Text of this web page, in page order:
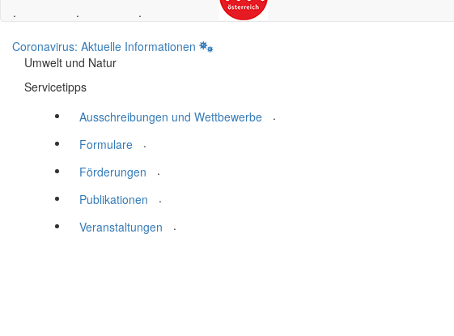
.
.
.
Coronavirus: Aktuelle Informationen
Umwelt und Natur
Servicetipps
Ausschreibungen und Wettbewerbe
.
Formulare
.
Förderungen
.
Publikationen
.
Veranstaltungen
.